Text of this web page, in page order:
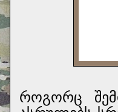
როგორც